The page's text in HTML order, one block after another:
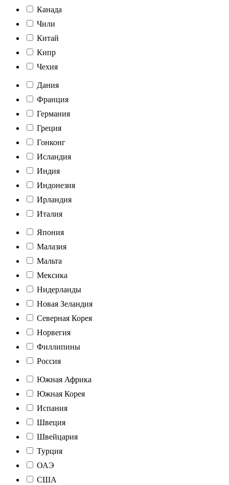
Канада
Чили
Китай
Кипр
Чехия
Дания
Франция
Германия
Греция
Гонконг
Исландия
Индия
Индонезия
Ирландия
Италия
Япония
Малазия
Мальта
Мексика
Нидерланды
Новая Зеландия
Северная Корея
Норвегия
Филлипины
Россия
Южная Африка
Южная Корея
Испания
Швеция
Швейцария
Турция
ОАЭ
США